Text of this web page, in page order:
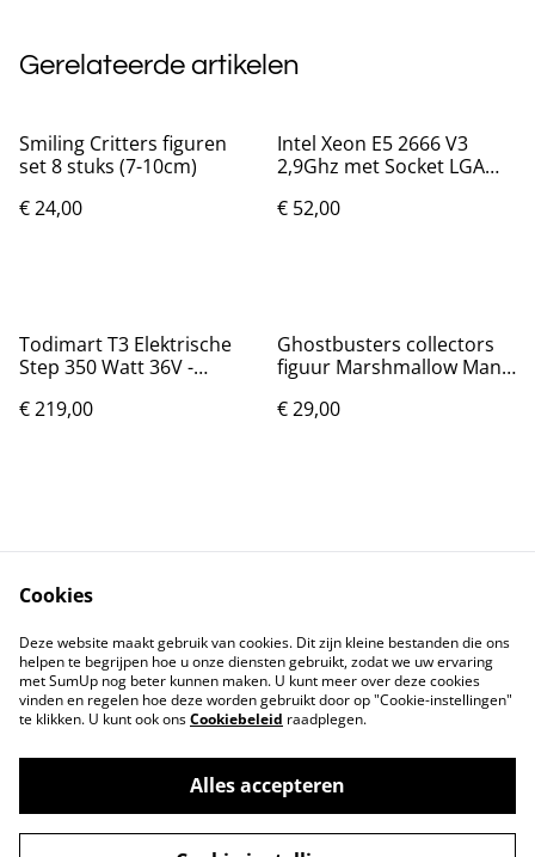
Gerelateerde artikelen
Smiling Critters figuren
set 8 stuks (7-10cm)
€ 24,00
Intel Xeon E5 2666 V3
2,9Ghz met Socket LGA
€ 52,00
Todimart T3 Elektrische
Step 350 Watt 36V -
€ 219,00
Ghostbusters collectors
figuur Marshmallow Man
€ 29,00
Contact
Voorwaarden
Privacybeleid
Cookiebeleid
©2026Markthuis Friesland
Cookies
Deze website maakt gebruik van cookies. Dit zijn kleine bestanden die ons
helpen te begrijpen hoe u onze diensten gebruikt, zodat we uw ervaring
met SumUp nog beter kunnen maken. U kunt meer over deze cookies
vinden en regelen hoe deze worden gebruikt door op "Cookie-instellingen"
te klikken. U kunt ook onsCookiebeleid raadplegen.
Alles accepteren